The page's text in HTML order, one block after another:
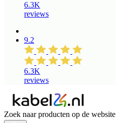
6.3K
reviews
9.2
6.3K
reviews
Zoek naar producten op de website